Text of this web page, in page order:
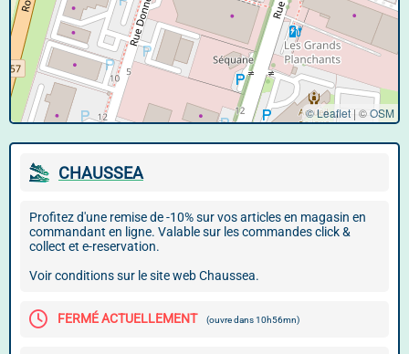
© Leaflet | ©OSM
CHAUSSEA
Profitez d'une remise de -10% sur vos articles en magasin en
commandant en ligne. Valable sur les commandes click &
collect et e-reservation.
Voir conditions sur le site web Chaussea.
FERMÉ ACTUELLEMENT (ouvre dans 10h56mn)